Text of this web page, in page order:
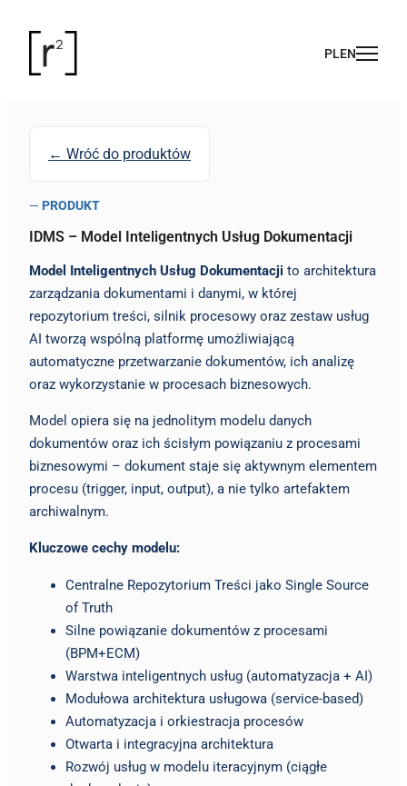
← Wróć do produktów
—PRODUKT
IDMS – Model Inteligentnych Usług Dokumentacji
Model Inteligentnych Usług Dokumentacji to architektura
zarządzania dokumentami i danymi, w której
repozytorium treści, silnik procesowy oraz zestaw usług
AI tworzą wspólną platformę umożliwiającą
automatyczne przetwarzanie dokumentów, ich analizę
oraz wykorzystanie w procesach biznesowych.
Model opiera się na jednolitym modelu danych
dokumentów oraz ich ścisłym powiązaniu z procesami
biznesowymi – dokument staje się aktywnym elementem
procesu (trigger, input, output), a nie tylko artefaktem
archiwalnym.
Kluczowe cechy modelu:
Centralne Repozytorium Treści jako Single Source
of Truth
Silne powiązanie dokumentów z procesami
(BPM+ECM)
Warstwa inteligentnych usług (automatyzacja + AI)
Modułowa architektura usługowa (service-based)
Automatyzacja i orkiestracja procesów
Otwarta i integracyjna architektura
Rozwój usług w modelu iteracyjnym (ciągłe